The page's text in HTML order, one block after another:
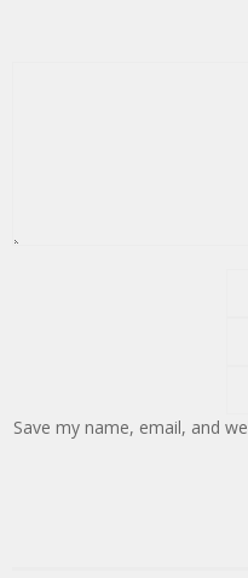
Save my name, email, and